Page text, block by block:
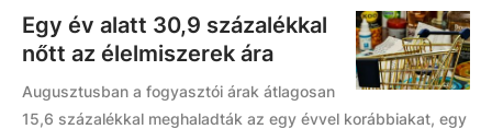
Egy év alatt 30,9 százalékkal
nőtt az élelmiszerek ára
Augusztusban a fogyasztói árak átlagosan
15,6 százalékkal meghaladták az egy évvel korábbiakat, egy